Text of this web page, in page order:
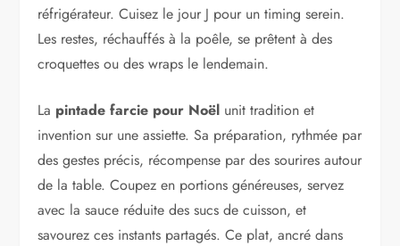
réfrigérateur. Cuisez le jour J pour un timing serein.
Les restes, réchauffés à la poêle, se prêtent à des
croquettes ou des wraps le lendemain.
La pintade farcie pour Noël unit tradition et
invention sur une assiette. Sa préparation, rythmée par
des gestes précis, récompense par des sourires autour
de la table. Coupez en portions généreuses, servez
avec la sauce réduite des sucs de cuisson, et
savourez ces instants partagés. Ce plat, ancré dans